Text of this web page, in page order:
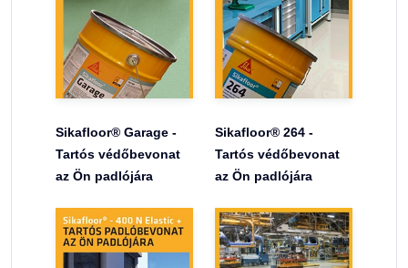
Sikafloor® Garage -
Tartós védőbevonat
az Ön padlójára
Sikafloor® 264 -
Tartós védőbevonat
az Ön padlójára